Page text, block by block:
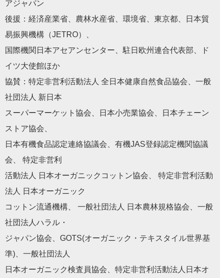
アジャパン
後援：経済産業省、農林水産省、環境省、東京都、
日本貿
易振興機構（JETRO）、
国際機関日本アセアンセンター、駐日欧州連合代表部、
ド
イツ大使館ほか
協賛：特定非営利活動法人 全日本健康自然食品協会、一般
社団法人 新日本
スーパーマーケット協会、日本小売業協会、
日本チェーン
ストア協会、
日本有機食品認定連絡協議会、有機JAS登録認定機関協議
会、 特定非営利
活動法人 日本オーガニックコットン協会、 特定非営利活動
法人 日本オーガニック
コットン流通機構、 一般社団法人 日本農林規格協会、一般
社団法人ハラル・
ジャパン協会、GOTS(オーガニック・テキスタイル世界基
準) 、一般社団法人
日本オーガニック検査員協会、 特定非営利活動法人日本オ